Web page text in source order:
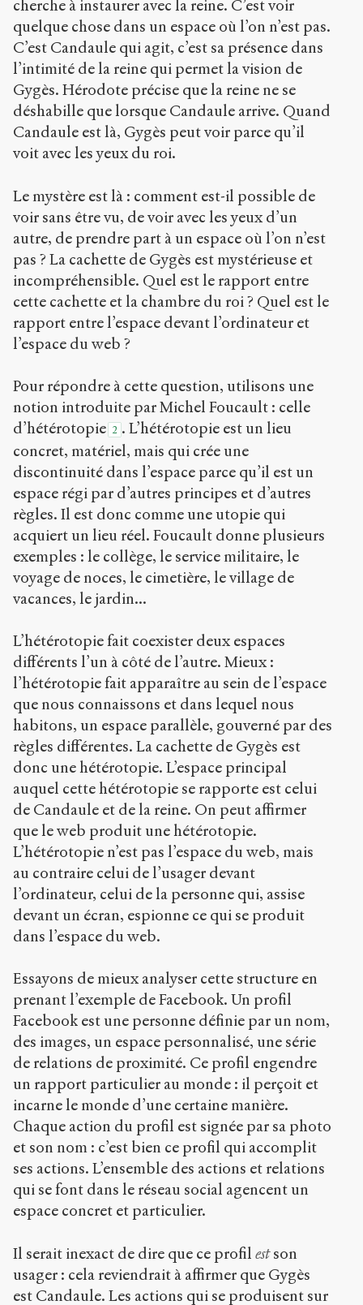
cherche à instaurer avec la reine. C’est voir
quelque chose dans un espace où l’on n’est pas.
C’est Candaule qui agit, c’est sa présence dans
l’intimité de la reine qui permet la vision de
Gygès. Hérodote précise que la reine ne se
déshabille que lorsque Candaule arrive. Quand
Candaule est là, Gygès peut voir parce qu’il
voit avec les yeux du roi.
Le mystère est là : comment est-il possible de
voir sans être vu, de voir avec les yeux d’un
autre, de prendre part à un espace où l’on n’est
pas ? La cachette de Gygès est mystérieuse et
incompréhensible. Quel est le rapport entre
cette cachette et la chambre du roi ? Quel est le
rapport entre l’espace devant l’ordinateur et
l’espace du web ?
Pour répondre à cette question, utilisons une
notion introduite par Michel Foucault : celle
d’hétérotopie 2 . L’hétérotopie est un lieu
concret, matériel, mais qui crée une
discontinuité dans l’espace parce qu’il est un
espace régi par d’autres principes et d’autres
règles. Il est donc comme une utopie qui
acquiert un lieu réel. Foucault donne plusieurs
exemples : le collège, le service militaire, le
voyage de noces, le cimetière, le village de
vacances, le jardin...
L’hétérotopie fait coexister deux espaces
différents l’un à côté de l’autre. Mieux :
l’hétérotopie fait apparaître au sein de l’espace
que nous connaissons et dans lequel nous
habitons, un espace parallèle, gouverné par des
règles différentes. La cachette de Gygès est
donc une hétérotopie. L’espace principal
auquel cette hétérotopie se rapporte est celui
de Candaule et de la reine. On peut affirmer
que le web produit une hétérotopie.
L’hétérotopie n’est pas l’espace du web, mais
au contraire celui de l’usager devant
l’ordinateur, celui de la personne qui, assise
devant un écran, espionne ce qui se produit
dans l’espace du web.
Essayons de mieux analyser cette structure en
prenant l’exemple de Facebook. Un profil
Facebook est une personne définie par un nom,
des images, un espace personnalisé, une série
de relations de proximité. Ce profil engendre
un rapport particulier au monde : il perçoit et
incarne le monde d’une certaine manière.
Chaque action du profil est signée par sa photo
et son nom : c’est bien ce profil qui accomplit
ses actions. L’ensemble des actions et relations
qui se font dans le réseau social agencent un
espace concret et particulier.
Il serait inexact de dire que ce profil estson
usager : cela reviendrait à affirmer que Gygès
est Candaule. Les actions qui se produisent sur